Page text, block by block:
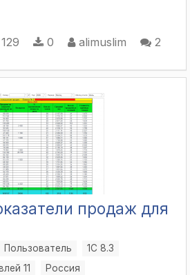
129 0 alimuslim 2
продаж для
Пользователь
1С 8.3
11
Россия